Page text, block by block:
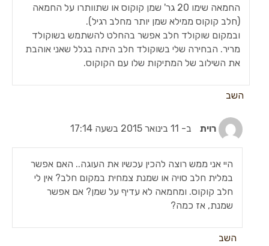
החמאה שימו 20 גר' שמן קוקוס או שתוותרו על החמאה
(חלב קוקוס ממילא שמן יותר מחלב רגיל).
ובמקום שוקולד חלב אפשר בהחלט להשתמש בשוקולד
מריר. הבחירה שלי בשוקולד חלב היתה בגלל שאני אוהבת
את השילוב של המתיקות שלו עם הקוקוס.
השב
רוית ב- 11 בינואר 2015 בשעה 17:14
היי אני ממש רוצה להכין עכשיו את העוגה.. האם אפשר
במלית חלב סויה או שמנת צמחית במקום חלב? אין לי
חלב קוקוס. ומחמאה לא עדיף על שמן? אם אפשר
שמנת, אז כמה?
השב